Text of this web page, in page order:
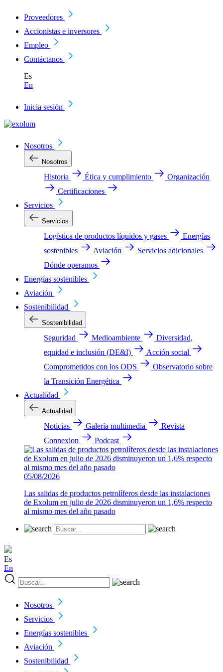
Proveedores
Accionistas e inversores
Empleo
Contáctanos
Es
En
Inicia sesión
Nosotros
Nosotros
Historia Ética y cumplimiento
Organización
Certificaciones
Servicios
Servicios
Logística de productos líquidos y gases
Energías
sostenibles
Aviación
Servicios adicionales
Dónde operamos
Energías sostenibles
Aviación
Sostenibilidad
Sostenibilidad
Seguridad Medioambiente
Diversidad,
equidad e inclusión (DE&I)
Acción social
Comprometidos con los ODS
Observatorio sobre
la Transición Energética
Actualidad
Actualidad
Noticias Galería multimedia
Revista
Connexion
Podcast
05/08/2026
Las salidas de productos petrolíferos desde las instalaciones
de Exolum en julio de 2026 disminuyeron un 1,6% respecto
al mismo mes del año pasado
Es
En
Nosotros
Servicios
Energías sostenibles
Aviación
Sostenibilidad